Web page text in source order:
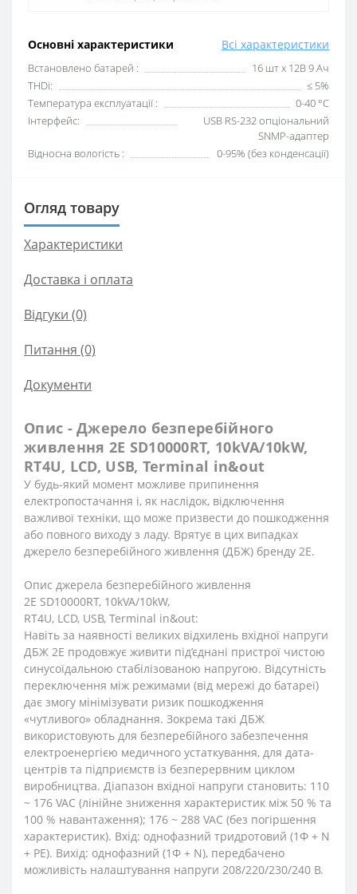
Основні характеристики Всі характеристики
Bстановлено батарей :
16 шт x 12B 9 Aч
THDi:
≤ 5%
Tемпература експлуатації :
0-40 °C
Інтерфейс:
USB RS-232 опціональний
SNMP-адаптер
Відносна вологість :
0-95% (без конденсації)
Огляд товару
Характеристики
Доставка і оплата
Відгуки (0)
Питання (0)
Документи
Опис - Джерело безперебійного
живлення 2E SD10000RT, 10kVA/10kW,
RT4U, LCD, USB, Terminal in&out
У будь-який момент можливе припинення
електропостачання і, як наслідок, відключення
важливої техніки, що може призвести до пошкодження
або повного виходу з ладу. Врятує в цих випадках
джерело безперебійного живлення (ДБЖ) бренду 2Е.
Опис джерела безперебійного живлення
2E SD10000RT, 10kVA/10kW,
RT4U, LCD, USB, Terminal in&out:
Навіть за наявності великих відхилень вхідної напруги
ДБЖ 2Е продовжує живити під’єднані пристрої чистою
синусоїдальною стабілізованою напругою. Відсутність
переключення між режимами (від мережі до батареї)
дає змогу мінімізувати ризик пошкодження
«чутливого» обладнання. Зокрема такі ДБЖ
використовують для безперебійного забезпечення
електроенергією медичного устаткування, для дата-
центрів та підприємств із безперервним циклом
виробництва. Діапазон вхідної напруги становить: 110
~ 176 VAC (лінійне зниження характеристик між 50 % та
100 % навантаження); 176 ~ 288 VAC (без погіршення
характеристик). Вхід: однофазний тридротовий (1Φ + N
+ PE). Вихід: однофазний (1Φ + N), передбачено
можливість налаштування напруги 208/220/230/240 В.